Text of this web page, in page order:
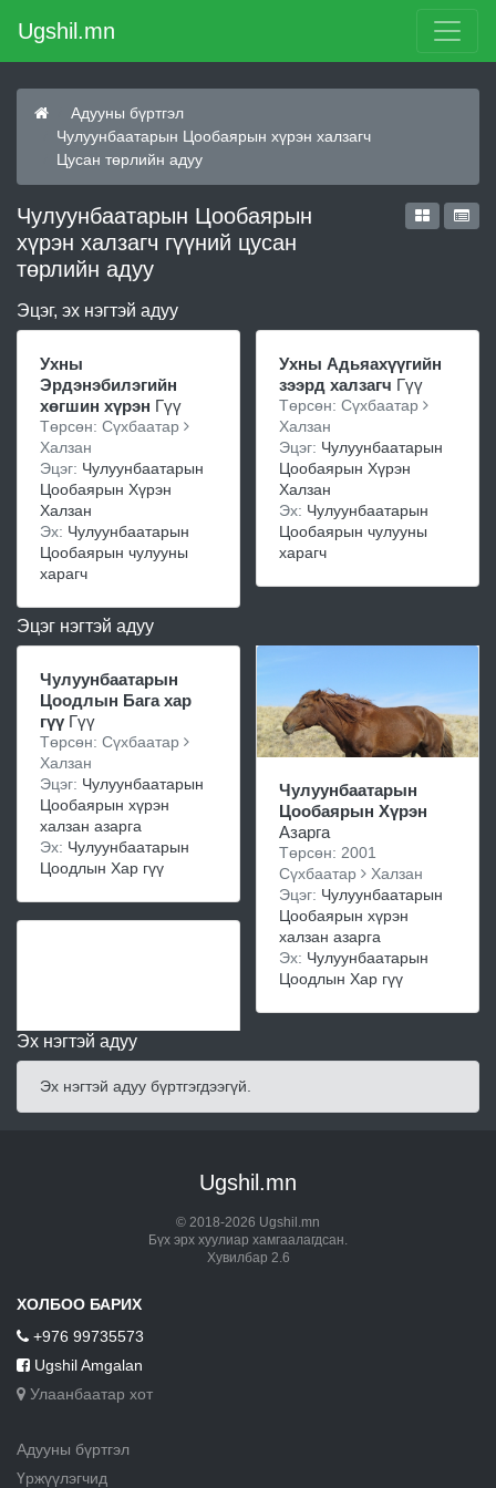
Ugshil.mn
Адууны бүртгэл
Чулуунбаатарын Цообаярын хүрэн халзагч
Цусан төрлийн адуу
Чулуунбаатарын Цообаярын
хүрэн халзагч гүүний цусан
төрлийн адуу
Эцэг, эх нэгтэй адуу
Ухны
Эрдэнэбилэгийн
хөгшин хүрэн Гүү
Төрсөн: Сүхбаатар
Халзан
Эцэг: Чулуунбаатарын
Цообаярын Хүрэн
Халзан
Эх: Чулуунбаатарын
Цообаярын чулууны
харагч
Ухны Адьяахүүгийн
зээрд халзагч Гүү
Төрсөн: Сүхбаатар
Халзан
Эцэг: Чулуунбаатарын
Цообаярын Хүрэн
Халзан
Эх: Чулуунбаатарын
Цообаярын чулууны
харагч
Эцэг нэгтэй адуу
Чулуунбаатарын
Цоодлын Бага хар
гүү Гүү
Төрсөн: Сүхбаатар
Халзан
Эцэг: Чулуунбаатарын
Цообаярын хүрэн
халзан азарга
Эх: Чулуунбаатарын
Цоодлын Хар гүү
Чулуунбаатарын
Цообаярын Хүрэн
Азарга
Төрсөн: 2001
Сүхбаатар
Халзан
Эцэг: Чулуунбаатарын
Цообаярын хүрэн
халзан азарга
Эх: Чулуунбаатарын
Цоодлын Хар гүү
Эх нэгтэй адуу
Эх нэгтэй адуу бүртгэгдээгүй.
Ugshil.mn
© 2018-2026 Ugshil.mn
Бүх эрх хуулиар хамгаалагдсан.
Хувилбар 2.6
ХОЛБОО БАРИХ
+976 99735573
Ugshil Amgalan
Улаанбаатар хот
Адууны бүртгэл
Үржүүлэгчид